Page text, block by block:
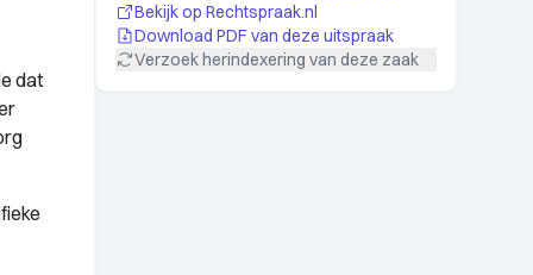
dat
Bekijk op Rechtspraak.nl
Download PDF van deze uitspraak
Verzoek herindexering van deze zaak